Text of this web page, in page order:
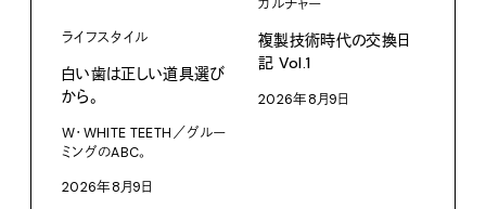
ライフスタイル
白い歯は正しい道具選び
から。
W・WHITE TEETH／グルー
ミングのABC。
2026年8月9日
カルチャー
複製技術時代の交換日
記 Vol.1
2026年8月9日